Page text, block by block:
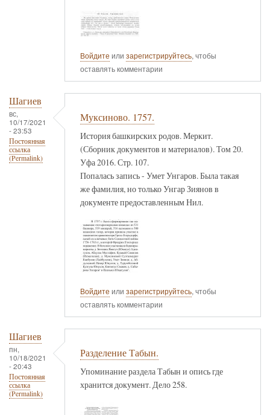
Войдите или зарегистрируйтесь, чтобы
оставлять комментарии
Шагиев
вс,
10/17/2021
- 23:53
Постоянная
ссылка
(Permalink)
Муксиново. 1757.
История башкирских родов. Меркит.
(Сборник документов и материалов). Том 20.
Уфа 2016. Стр. 107.
Попалась запись - Умет Унгаров. Была такая
же фамилия, но только Унгар Зиянов в
документе предоставленным Нил.
Войдите или зарегистрируйтесь, чтобы
оставлять комментарии
Шагиев
пн,
10/18/2021
- 20:43
Постоянная
ссылка
(Permalink)
Разделение Табын.
Упоминание раздела Табын и опись где
хранится документ. Дело 258.